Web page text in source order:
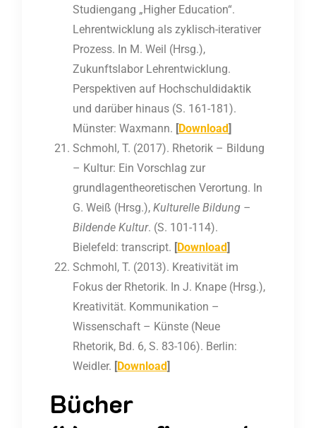
Studiengang „Higher Education“.
Lehrentwicklung als zyklisch-iterativer
Prozess. In M. Weil (Hrsg.),
Zukunftslabor Lehrentwicklung.
Perspektiven auf Hochschuldidaktik
und darüber hinaus (S. 161-181).
Münster: Waxmann. [Download]
Schmohl, T. (2017). Rhetorik – Bildung
– Kultur: Ein Vorschlag zur
grundlagentheoretischen Verortung. In
G. Weiß (Hrsg.),Kulturelle Bildung –
Bildende Kultur. (S. 101-114).
Bielefeld: transcript. [Download]
Schmohl, T. (2013). Kreativität im
Fokus der Rhetorik. In J. Knape (Hrsg.),
Kreativität. Kommunikation –
Wissenschaft – Künste (Neue
Rhetorik, Bd. 6, S. 83-106). Berlin:
Weidler. [Download]
Bücher